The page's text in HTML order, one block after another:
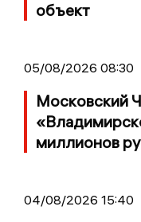
объект
05/08/2026 08:30
Московский
миллионов
04/08/2026 15:40